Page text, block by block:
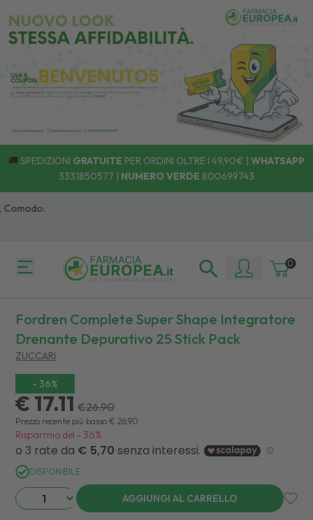
🚚 SPEDIZIONI GRATUITE PER ORDINI OLTRE I 49,90€ | WHATSAPP
3331850577 | NUMERO VERDE 800699743
0
Fordren Complete Super Shape Integratore
Drenante Depurativo 25 Stick Pack
ZUCCARI
- 36%
€ 17.11 €26.90
Prezzo recente più basso € 26.90
Risparmio del - 36%
DISPONIBILE
AGGIUNGI AL CARRELLO